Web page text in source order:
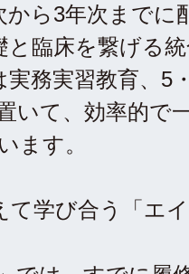
から3年次までに
と臨床を繋げる
務実習教育、5
いて、効率的で
ます。
て学び合う「エ